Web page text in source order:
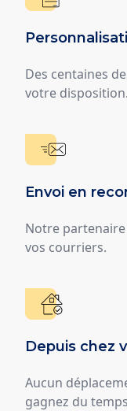
Des centaines
votre disposition.
Envoi en
Notre
vos courriers.
Depuis chez
Aucun
gagnez du